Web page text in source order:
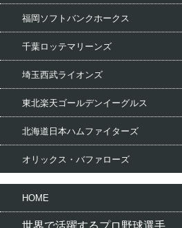
福岡ソフトバンクホークス
千葉ロッテマリーンズ
埼玉西武ライオンズ
東北楽天ゴールデンイーグルス
北海道日本ハムファイターズ
オリックス・バファローズ
HOME
世界で活躍するプロ野球選手